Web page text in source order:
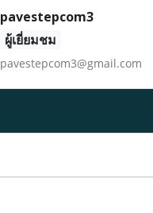
pavestepcom3
ผู้เยี่ยมชม
pavestepcom3@gmail.com